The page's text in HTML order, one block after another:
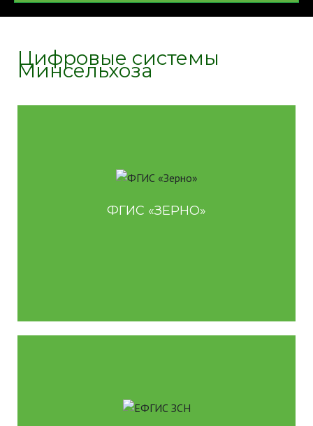
Цифровые системы
Минсельхоза
ФГИС «ЗЕРНО»
Для производителей зерна и продуктов его